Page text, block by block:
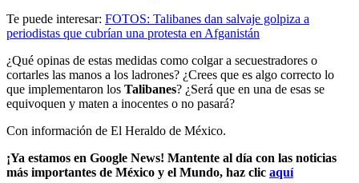
Te puede interesar: FOTOS: Talibanes dan salvaje golpiza a
periodistas que cubrían una protesta en Afganistán
¿Qué opinas de estas medidas como colgar a secuestradores o
cortarles las manos a los ladrones? ¿Crees que es algo correcto lo
que implementaron los Talibanes? ¿Será que en una de esas se
equivoquen y maten a inocentes o no pasará?
Con información de El Heraldo de México.
¡Ya estamos en Google News! Mantente al día con las noticias
más importantes de México y el Mundo, haz clic aquí